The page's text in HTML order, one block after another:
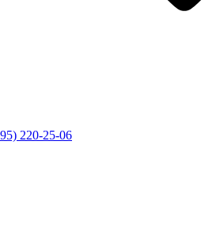
220-25-06